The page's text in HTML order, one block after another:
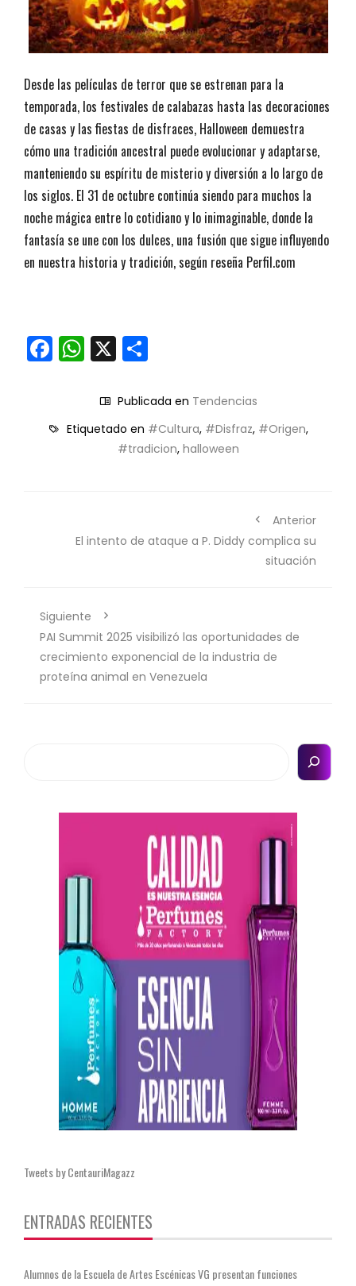
Desde las películas de terror que se estrenan para la
temporada, los festivales de calabazas hasta las decoraciones
de casas y las fiestas de disfraces, Halloween demuestra
cómo una tradición ancestral puede evolucionar y adaptarse,
manteniendo su espíritu de misterio y diversión a lo largo de
los siglos. El 31 de octubre continúa siendo para muchos la
noche mágica entre lo cotidiano y lo inimaginable, donde la
fantasía se une con los dulces, una fusión que sigue influyendo
en nuestra historia y tradición, según reseña Perfil.com
Facebook
WhatsApp
X
Publicada en Tendencias
Etiquetado en #Cultura, #Disfraz, #Origen,
#tradicion, halloween
Anterior
El intento de ataque a P. Diddy complica su
situación
Siguiente
PAI Summit 2025 visibilizó las oportunidades de
crecimiento exponencial de la industria de
proteína animal en Venezuela
Tweets by CentauriMagazz
ENTRADAS RECIENTES
Alumnos de la Escuela de Artes Escénicas VG presentan funciones